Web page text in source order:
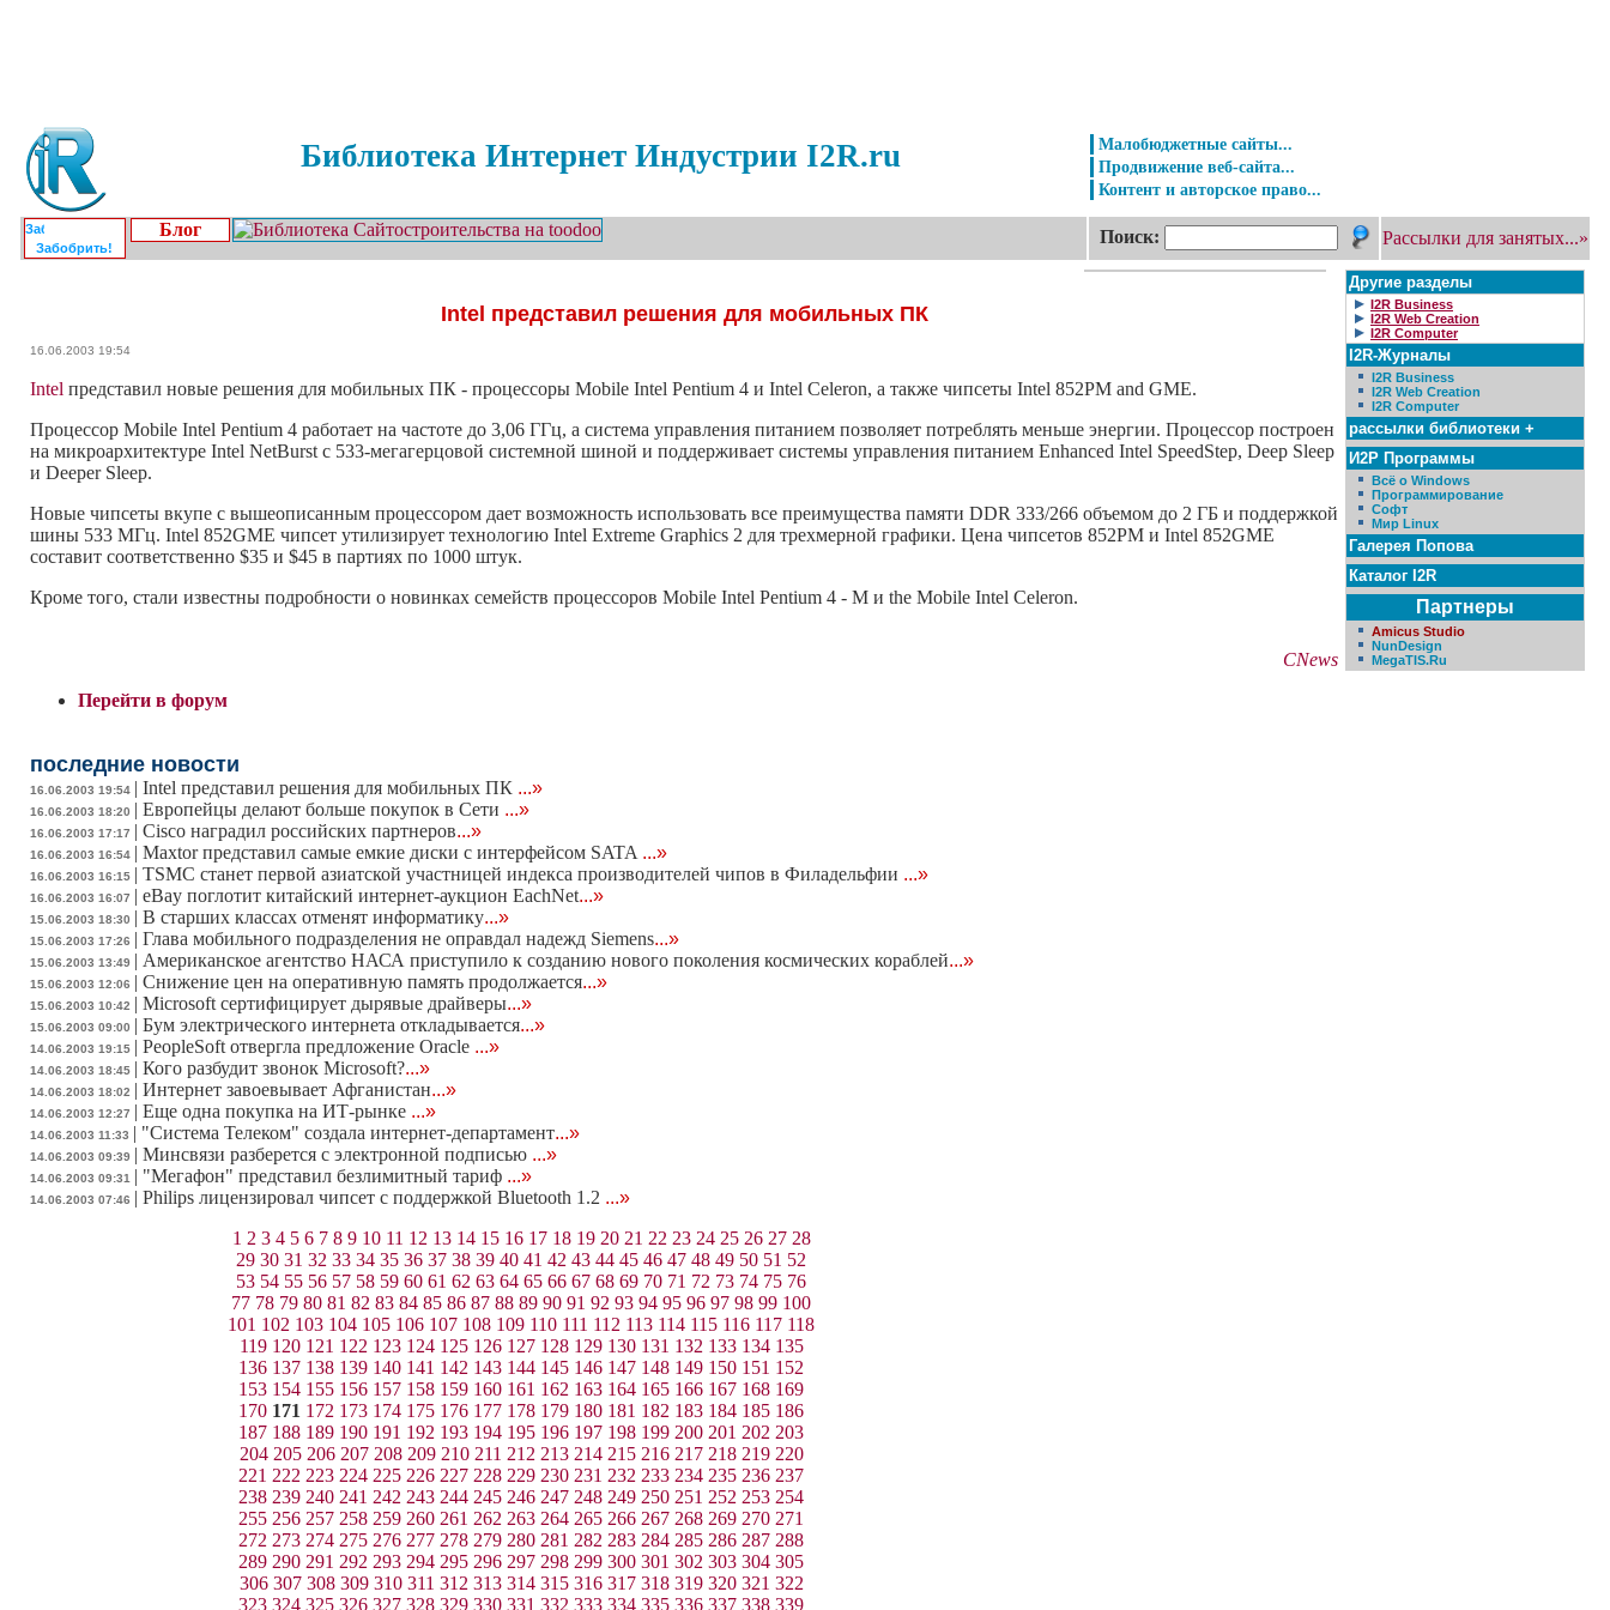
Библиотека Интернет Индустрии I2R.ru
Малобюджетные сайты...
Продвижение веб-сайта...
Контент и авторское право...
Забобрить!
Блог Поиск: Рассылки для занятых...»
Intel представил решения для мобильных ПК
16.06.2003 19:54
Intel представил новые решения для мобильных ПК - процессоры Mobile Intel Pentium 4 и Intel Celeron, а также чипсеты Intel 852PM and GME.
Процессор Mobile Intel Pentium 4 работает на частоте до 3,06 ГГц, а система управления питанием позволяет потреблять меньше энергии. Процессор построен
на микроархитектуре Intel NetBurst с 533-мегагерцовой системной шиной и поддерживает системы управления питанием Enhanced Intel SpeedStep, Deep Sleep
и Deeper Sleep.
Новые чипсеты вкупе с вышеописанным процессором дает возможность использовать все преимущества памяти DDR 333/266 объемом до 2 ГБ и поддержкой
шины 533 МГц. Intel 852GME чипсет утилизирует технологию Intel Extreme Graphics 2 для трехмерной графики. Цена чипсетов 852PM и Intel 852GME
составит соответственно $35 и $45 в партиях по 1000 штук.
Кроме того, стали известны подробности о новинках семейств процессоров Mobile Intel Pentium 4 - M и the Mobile Intel Celeron.
CNews
Перейти в форум
последние новости
16.06.2003 19:54 | Intel представил решения для мобильных ПК ...»
16.06.2003 18:20 | Европейцы делают больше покупок в Сети ...»
16.06.2003 17:17 | Cisco наградил российских партнеров...»
16.06.2003 16:54 | Maxtor представил самые емкие диски с интерфейсом SATA ...»
16.06.2003 16:15 | TSMC станет первой азиатской участницей индекса производителей чипов в Филадельфии ...»
16.06.2003 16:07 | eBay поглотит китайский интернет-аукцион EachNet...»
15.06.2003 18:30 | В старших классах отменят информатику...»
15.06.2003 17:26 | Глава мобильного подразделения не оправдал надежд Siemens...»
15.06.2003 13:49 | Американское агентство НАСА приступило к созданию нового поколения космических кораблей...»
15.06.2003 12:06 | Снижение цен на оперативную память продолжается...»
15.06.2003 10:42 | Microsoft сертифицирует дырявые драйверы...»
15.06.2003 09:00 | Бум электрического интернета откладывается...»
14.06.2003 19:15 | PeopleSoft отвергла предложение Oracle ...»
14.06.2003 18:45 | Кого разбудит звонок Microsoft?...»
14.06.2003 18:02 | Интернет завоевывает Афганистан...»
14.06.2003 12:27 | Еще одна покупка на ИТ-рынке ...»
14.06.2003 11:33 | "Система Телеком" создала интернет-департамент...»
14.06.2003 09:39 | Минсвязи разберется с электронной подписью ...»
14.06.2003 09:31 | "Мегафон" представил безлимитный тариф ...»
14.06.2003 07:46 | Philips лицензировал чипсет с поддержкой Bluetooth 1.2 ...»
1 2 3 4 5 6 7 8 9 10 11 12 13 14 15 16 17 18 19 20 21 22 23 24 25 26 27 28
29 30 31 32 33 34 35 36 37 38 39 40 41 42 43 44 45 46 47 48 49 50 51 52
53 54 55 56 57 58 59 60 61 62 63 64 65 66 67 68 69 70 71 72 73 74 75 76
77 78 79 80 81 82 83 84 85 86 87 88 89 90 91 92 93 94 95 96 97 98 99 100
101 102 103 104 105 106 107 108 109 110 111 112 113 114 115 116 117 118
119 120 121 122 123 124 125 126 127 128 129 130 131 132 133 134 135
136 137 138 139 140 141 142 143 144 145 146 147 148 149 150 151 152
153 154 155 156 157 158 159 160 161 162 163 164 165 166 167 168 169
170 171 172 173 174 175 176 177 178 179 180 181 182 183 184 185 186
187 188 189 190 191 192 193 194 195 196 197 198 199 200 201 202 203
204 205 206 207 208 209 210 211 212 213 214 215 216 217 218 219 220
221 222 223 224 225 226 227 228 229 230 231 232 233 234 235 236 237
238 239 240 241 242 243 244 245 246 247 248 249 250 251 252 253 254
255 256 257 258 259 260 261 262 263 264 265 266 267 268 269 270 271
272 273 274 275 276 277 278 279 280 281 282 283 284 285 286 287 288
289 290 291 292 293 294 295 296 297 298 299 300 301 302 303 304 305
306 307 308 309 310 311 312 313 314 315 316 317 318 319 320 321 322
323 324 325 326 327 328 329 330 331 332 333 334 335 336 337 338 339
Другие разделы
I2R Business
I2R Web Creation
I2R Computer
I2R-Журналы
I2R Business
I2R Web Creation
I2R Computer
рассылки библиотеки +
И2Р Программы
Всё о Windows
Программирование
Софт
Мир Linux
Галерея Попова
Каталог I2R
Партнеры
Amicus Studio
NunDesign
MegaTIS.Ru